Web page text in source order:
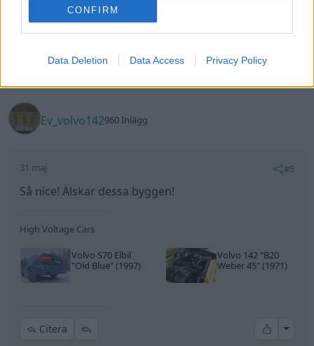
CONFIRM
Data Deletion Data Access Privacy Policy
Citera
Ev_volvo142960 Inlägg
31 maj #5
Så nice! Älskar dessa byggen!
High Voltage Cars
Volvo S70 Elbil
"Old Blue"(1997)
Volvo 142 "B20
Weber 45"(1971)
Citera All